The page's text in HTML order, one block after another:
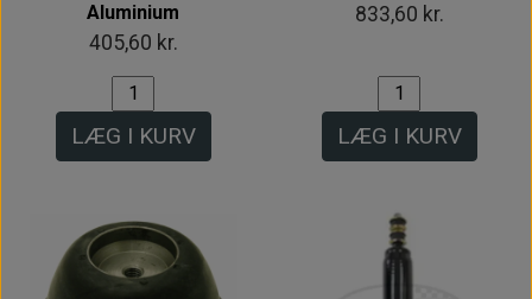
Aluminium
405,60 kr.
LÆG I KURV
833,60 kr.
LÆG I KURV